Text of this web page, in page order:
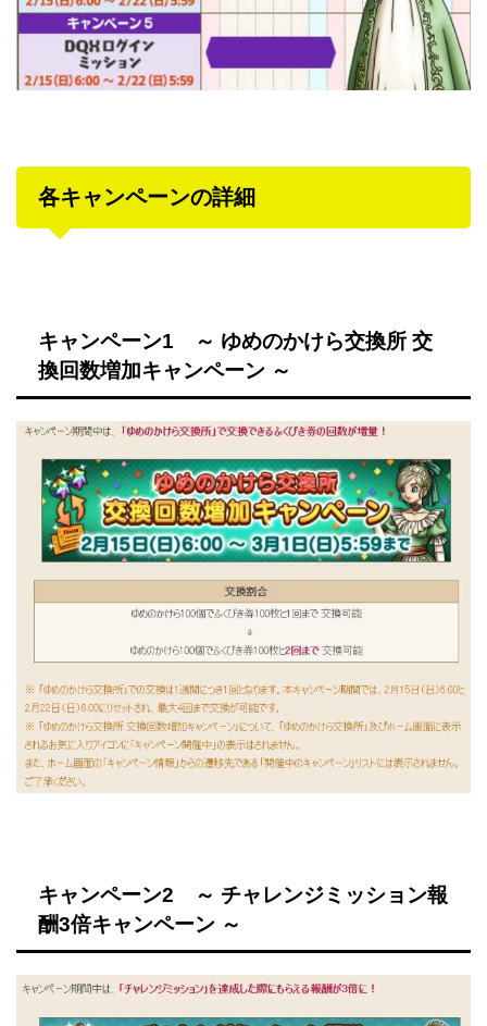
各キャンペーンの詳細
キャンペーン1 ～ ゆめのかけら交換所 交
換回数増加キャンペーン ～
キャンペーン2 ～ チャレンジミッション報
酬3倍キャンペーン ～